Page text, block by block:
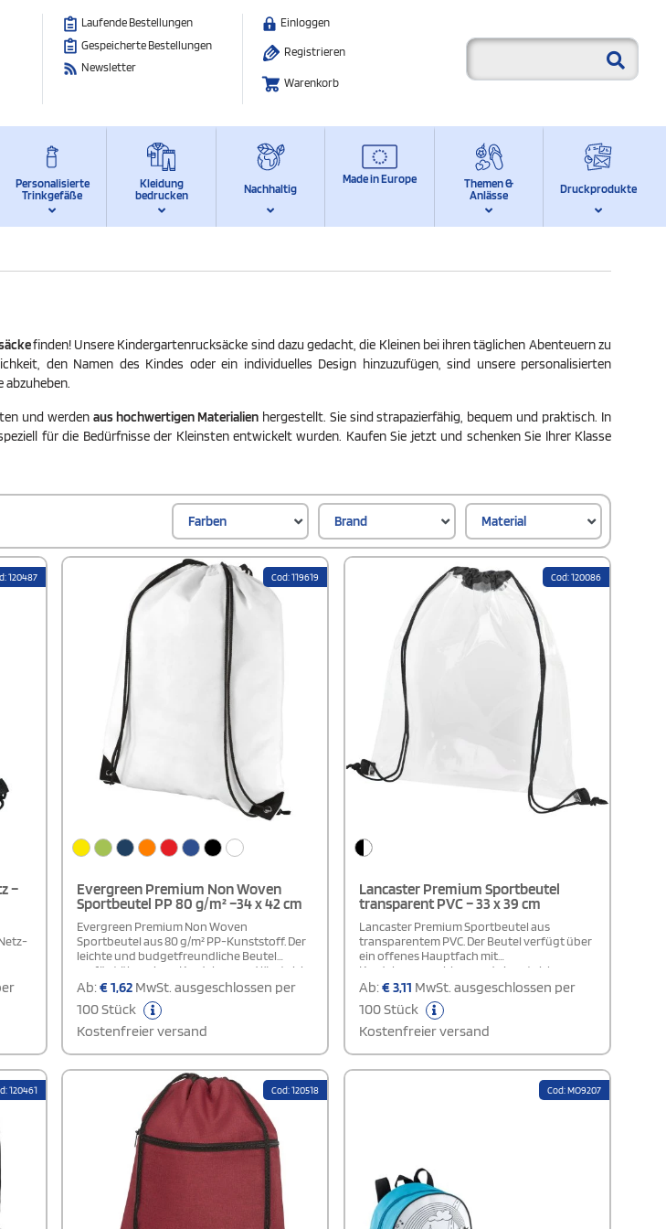
Laufende Bestellungen
Gespeicherte Bestellungen
Newsletter
Einloggen
Registrieren
Warenkorb
Personalisierte
Trinkgefäße
Kleidung
bedrucken
Nachhaltig
Made in Europe
Themen &
Anlässe
Druckprodukte
finden! Unsere Kindergartenrucksäcke sind dazu gedacht, die Kleinen bei ihren täglichen Abenteuern zu
den Namen des Kindes oder ein individuelles Design hinzuzufügen, sind unsere personalisierten
abzuheben.
und werden aus hochwertigen Materialienhergestellt. Sie sind strapazierfähig, bequem und praktisch. In
für die Bedürfnisse der Kleinsten entwickelt wurden. Kaufen Sie jetzt und schenken Sie Ihrer Klasse
Farben Brand Material
120487
–
Cod: 119619
Evergreen Premium Non Woven
Sportbeutel PP 80 g/m² –34 x 42 cm
Evergreen Premium Non Woven
Sportbeutel aus 80 g/m² PP-Kunststoff. Der
leichte und budgetfreundliche Beutel
verfügt über einen Kordelzug und lässt sich
bequem über der Schulter oder als Rucksack
tragen.Das großzügige Hauptfach und die
Außenfläche bieten ausreichend Platz für
ein Logo oder eine Botschaft. Damit eignet
praktisches Geschenk zur Bewerbung einer
Marke oder Marketingkampagne.
Ab:€1,62 MwSt. ausgeschlossen per
100 Stück
Kostenfreier versand
Cod: 120086
Lancaster Premium Sportbeutel
transparent PVC – 33 x 39 cm
Lancaster Premium Sportbeutel aus
transparentem PVC. Der Beutel verfügt über
ein offenes Hauptfach mit
Kordelzugverschluss und eignet sich
hervorragend für die Anbringung eines
Logos. Damit ist er ideal für Stadionbesuche,
Veranstaltungen, den Einsatz am
Arbeitsplatz und Situationen mit
Ab:€3,11 MwSt. ausgeschlossen per
100 Stück
Kostenfreier versand
120461 Cod: 120518 Cod: MO9207